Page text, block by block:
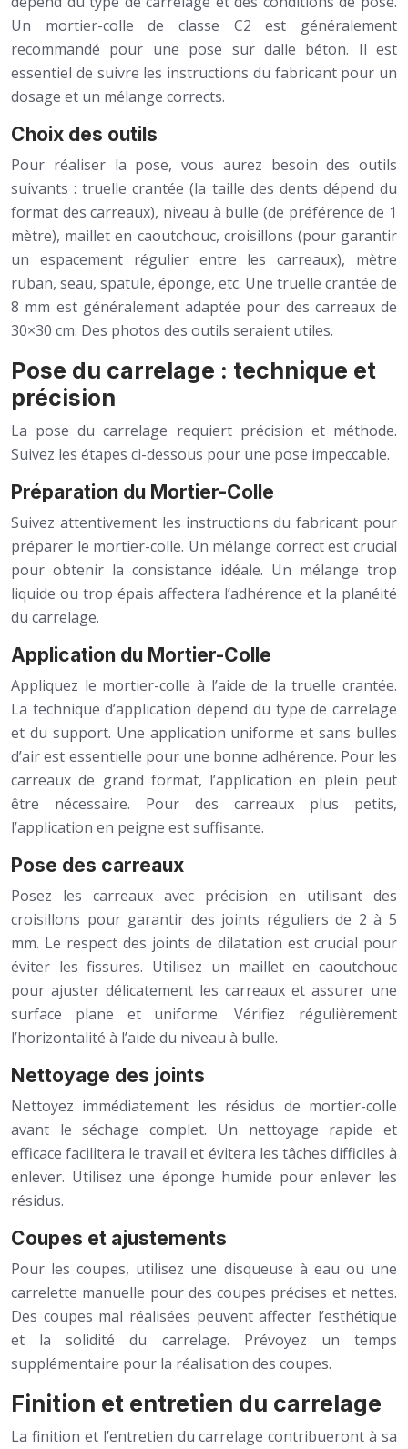
Un mortier-colle de classe C2 est généralement
recommandé pour une pose sur dalle béton. Il est
essentiel de suivre les instructions du fabricant pour un
dosage et un mélange corrects.
Choix des outils
Pour réaliser la pose, vous aurez besoin des outils
suivants : truelle crantée (la taille des dents dépend du
format des carreaux), niveau à bulle (de préférence de 1
mètre), maillet en caoutchouc, croisillons (pour garantir
un espacement régulier entre les carreaux), mètre
ruban, seau, spatule, éponge, etc. Une truelle crantée de
8 mm est généralement adaptée pour des carreaux de
30×30 cm. Des photos des outils seraient utiles.
Pose du carrelage : technique et
précision
La pose du carrelage requiert précision et méthode.
Suivez les étapes ci-dessous pour une pose impeccable.
Préparation du Mortier-Colle
Suivez attentivement les instructions du fabricant pour
préparer le mortier-colle. Un mélange correct est crucial
pour obtenir la consistance idéale. Un mélange trop
liquide ou trop épais affectera l’adhérence et la planéité
du carrelage.
Application du Mortier-Colle
Appliquez le mortier-colle à l’aide de la truelle crantée.
La technique d’application dépend du type de carrelage
et du support. Une application uniforme et sans bulles
d’air est essentielle pour une bonne adhérence. Pour les
carreaux de grand format, l’application en plein peut
être nécessaire. Pour des carreaux plus petits,
l’application en peigne est suffisante.
Pose des carreaux
Posez les carreaux avec précision en utilisant des
croisillons pour garantir des joints réguliers de 2 à 5
mm. Le respect des joints de dilatation est crucial pour
éviter les fissures. Utilisez un maillet en caoutchouc
pour ajuster délicatement les carreaux et assurer une
surface plane et uniforme. Vérifiez régulièrement
l’horizontalité à l’aide du niveau à bulle.
Nettoyage des joints
Nettoyez immédiatement les résidus de mortier-colle
avant le séchage complet. Un nettoyage rapide et
efficace facilitera le travail et évitera les tâches difficiles à
enlever. Utilisez une éponge humide pour enlever les
résidus.
Coupes et ajustements
Pour les coupes, utilisez une disqueuse à eau ou une
carrelette manuelle pour des coupes précises et nettes.
Des coupes mal réalisées peuvent affecter l’esthétique
et la solidité du carrelage. Prévoyez un temps
supplémentaire pour la réalisation des coupes.
Finition et entretien du carrelage
La finition et l’entretien du carrelage contribueront à sa